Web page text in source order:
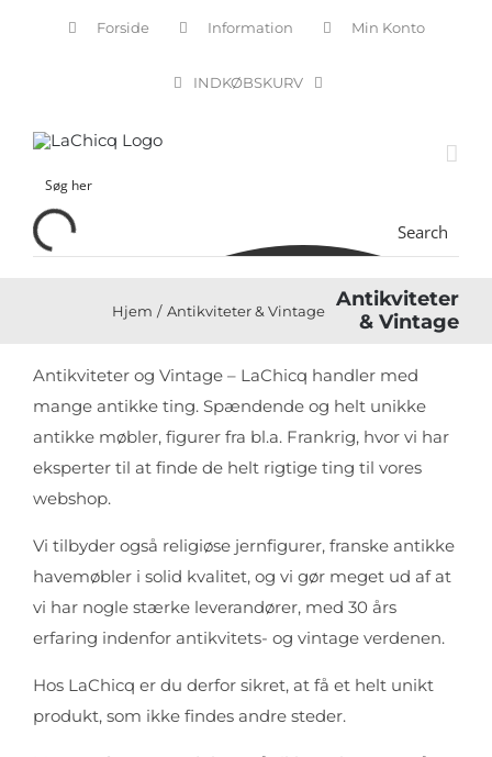
Forside Information Min Konto
INDKØBSKURV
Search
Antikviteter
& Vintage
Hjem Antikviteter & Vintage
Antikviteter og Vintage – LaChicq handler med
mange antikke ting. Spændende og helt unikke
antikke møbler, figurer fra bl.a. Frankrig, hvor vi har
eksperter til at finde de helt rigtige ting til vores
webshop.
Vi tilbyder også religiøse jernfigurer, franske antikke
havemøbler i solid kvalitet, og vi gør meget ud af at
vi har nogle stærke leverandører, med 30 års
erfaring indenfor antikvitets- og vintage verdenen.
Hos LaChicq er du derfor sikret, at få et helt unikt
produkt, som ikke findes andre steder.